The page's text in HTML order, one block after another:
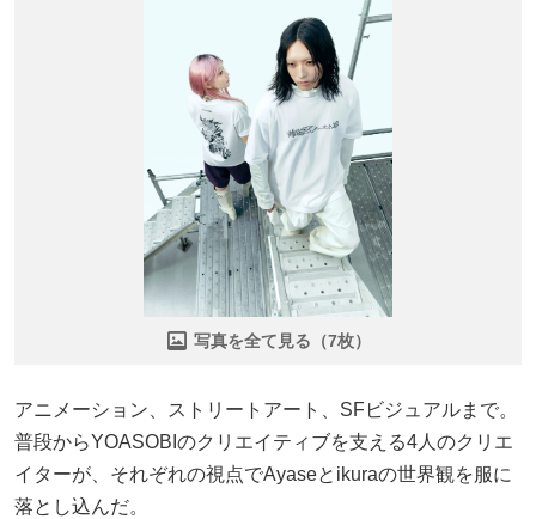
写真を全て見る（7枚）
アニメーション、ストリートアート、SFビジュアルまで。
普段からYOASOBIのクリエイティブを支える4人のクリエ
イターが、それぞれの視点でAyaseとikuraの世界観を服に
落とし込んだ。